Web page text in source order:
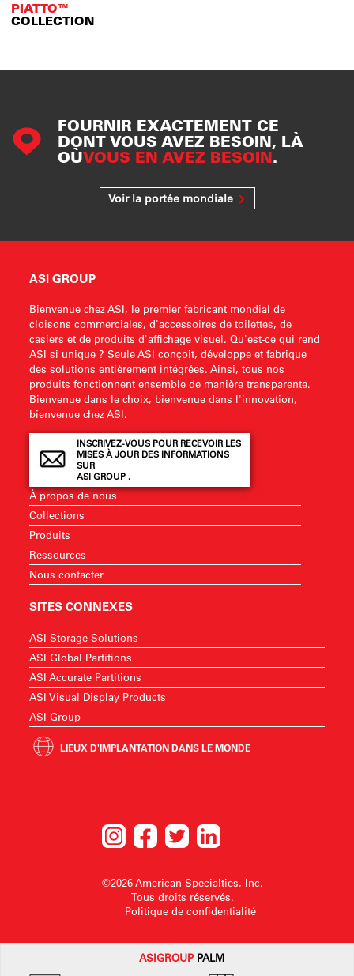
PIATTO™
COLLECTION
FOURNIR EXACTEMENT CE
DONT VOUS AVEZ BESOIN, LÀ
OÙVOUS EN AVEZ BESOIN.
Voir la portée mondiale
ASIGROUP PALM
ASI GROUP
Bienvenue chez ASI, le premier fabricant mondial de
cloisons commerciales, d'accessoires de toilettes, de
casiers et de produits d'affichage visuel. Qu'est-ce qui rend
ASI si unique ? Seule ASI conçoit, développe et fabrique
des solutions entièrement intégrées. Ainsi, tous nos
produits fonctionnent ensemble de manière transparente.
Bienvenue dans le choix, bienvenue dans l'innovation,
bienvenue chez ASI.
INSCRIVEZ-VOUS POUR RECEVOIR LES
MISES À JOUR DES INFORMATIONS
SUR
ASI GROUP .
À propos de nous
Collections
Produits
Ressources
Nous contacter
SITES CONNEXES
ASI Storage Solutions
ASI Global Partitions
ASI Accurate Partitions
ASI Visual Display Products
ASI Group
LIEUX D'IMPLANTATION DANS LE MONDE
©2026 American Specialties, Inc.
Tous droits réservés.
Politique de confidentialité